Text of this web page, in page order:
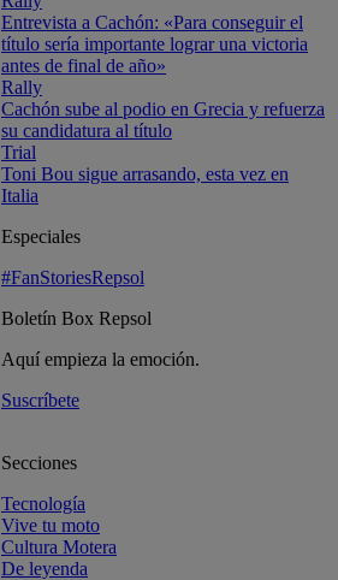
Entrevista a Cachón: «Para conseguir el
título sería importante lograr una victoria
antes de final de año»
Rally
Cachón sube al podio en Grecia y refuerza
su candidatura al título
Trial
Toni Bou sigue arrasando, esta vez en
Italia
Especiales
#FanStoriesRepsol
Boletín Box Repsol
Aquí empieza la emoción.
Suscríbete
Secciones
Tecnología
Vive tu moto
Cultura Motera
De leyenda